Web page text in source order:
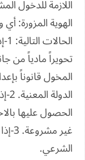
الهوية المزورة:
تحويراً مادياً
المخول قانوناً
الحصول عليها
الشرعي.